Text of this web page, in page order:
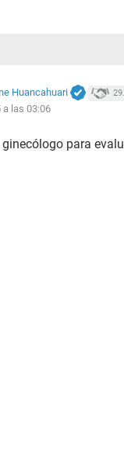
Huancahuari
a las 03:06
para